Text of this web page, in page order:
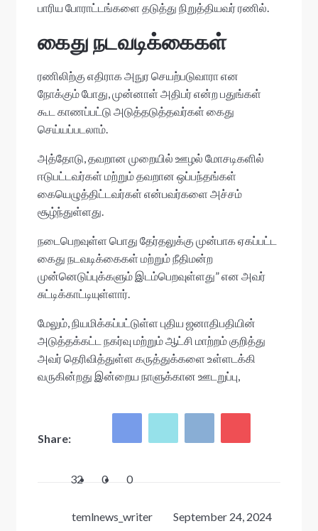
பாரிய போராட்டங்களை தடுத்து நிறுத்தியவர் ரணில்.
கைது நடவடிக்கைகள்
ரணிலிற்கு எதிராக அநுர செயற்படுவாரா என
நோக்கும் போது, முன்னாள் அதிபர் என்ற பதுங்கள்
கூட காணப்பட்டு அடுத்தடுத்தவர்கள் கைது
செய்யப்படலாம்.
அத்தோடு, தவறான முறையில் ஊழல் மோசடிகளில்
ஈடுபட்டவர்கள் மற்றும் தவறான ஒப்பந்தங்கள்
கையெழுத்திட்டவர்கள் என்பவர்களை அச்சம்
சூழ்ந்துள்ளது.
நடைபெறவுள்ள பொது தேர்தலுக்கு முன்பாக ஏகப்பட்ட
கைது நடவடிக்கைகள் மற்றும் நீதிமன்ற
முன்னெடுப்புக்களும் இடம்பெறவுள்ளது” என அவர்
சுட்டிக்காட்டியுள்ளார்.
மேலும், நியமிக்கப்பட்டுள்ள புதிய ஜனாதிபதியின்
அடுத்தக்கட்ட நகர்வு மற்றும் ஆட்சி மாற்றம் குறித்து
அவர் தெரிவித்துள்ள கருத்துக்களை உள்ளடக்கி
வருகின்றது இன்றைய நாளுக்கான ஊடறுப்பு,
Share:
32 0 0
temlnews_writer
September 24, 2024